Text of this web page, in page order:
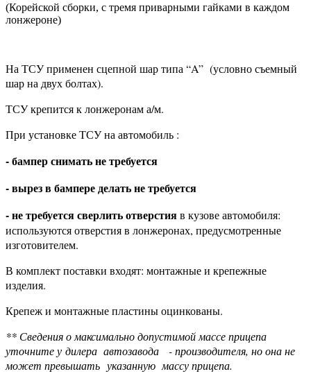
(Корейской сборки, с тремя приварными гайками в каждом
лонжероне)
На ТСУ применен сцепной шар типа “A” (условно съемный
шар на двух болтах).
ТСУ крепится к лонжеронам а/м.
При установке ТСУ на автомобиль :
- бампер снимать не требуется
- вырез в бампере делать не требуется
- не требуется сверлить отверстияв кузове автомобиля:
используются отверстия в лонжеронах, предусмотренные
изготовителем.
В комплект поставки входят: монтажные и крепежные
изделия.
Крепеж и монтажные пластины оцинкованы.
** Сведения о максимально допустимой массе прицепа
уточните у дилера автозавода - производителя, но она не
может превышать указанную массу прицепа.